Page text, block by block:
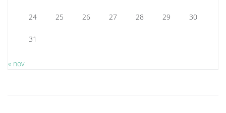
24 25 26 27 28 29 30
31
« nov